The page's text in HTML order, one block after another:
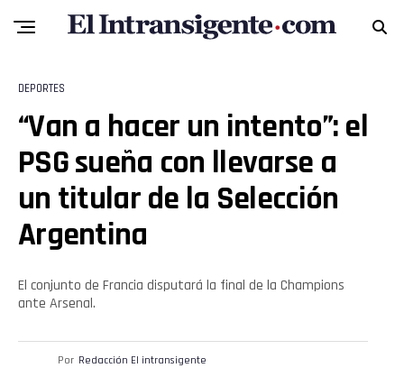
DEPORTES
“Van a hacer un intento”: el
PSG sueña con llevarse a
un titular de la Selección
Argentina
El conjunto de Francia disputará la final de la Champions
ante Arsenal.
Por Redacción El intransigente
Pinterest
Whatsapp
Email